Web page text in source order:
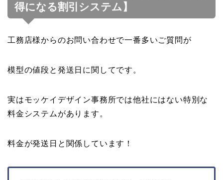
得になる割引システム】
工務店様からのお問い合わせで一番多いご質問が
模型の値段と発送日に関してです。
実はモッケイデザイン事務所では他社にはない特別な
料金システムがあります。
料金が発送日と関係しています！